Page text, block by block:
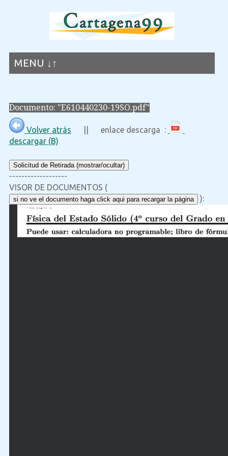
MENU ↓↑
Documento: "E610440230-19SO.pdf"
Volver atrás || enlace descarga :
descargar (B)
Solicitud de Retirada (mostrar/ocultar)
-------------------
VISOR DE DOCUMENTOS (
si no ve el documento haga click aqui para recargar la página ):